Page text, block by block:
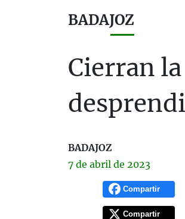
BADAJOZ
Cierran
BADAJOZ
7 de abril de 2023
Compartir
Compartir